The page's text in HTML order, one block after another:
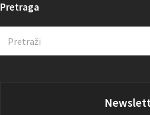
Pretraga